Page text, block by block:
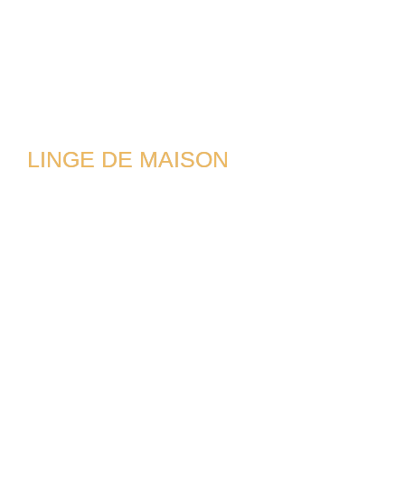
LINGE DE MAISON